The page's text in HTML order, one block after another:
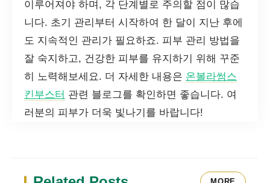
이루어져야 하며, 각 단계별로 주의할 점이 많습
니다. 초기 관리부터 시작하여 한 달이 지난 후에
도 지속적인 관리가 필요하죠. 피부 관리 방법을
잘 숙지하고, 건강한 피부를 유지하기 위해 꾸준
히 노력해보세요. 더 자세한 내용은 온볼라썸스
킨부스터 관련 블로그를 확인하면 좋습니다. 여
러분의 피부가 더욱 빛나기를 바랍니다!